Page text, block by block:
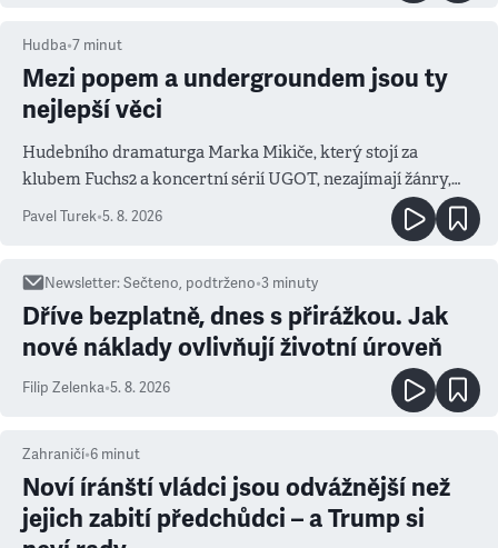
Hudba•7 minut
Mezi popem a undergroundem jsou ty
nejlepší věci
Hudebního dramaturga Marka Mikiče, který stojí za
klubem Fuchs2 a koncertní sérií UGOT, nezajímají žánry,
ale atmosféra
Pavel Turek•5. 8. 2026
Newsletter:Sečteno, podtrženo•3 minuty
Dříve bezplatně, dnes s přirážkou. Jak
nové náklady ovlivňují životní úroveň
Filip Zelenka•5. 8. 2026
Zahraničí•6 minut
Noví íránští vládci jsou odvážnější než
jejich zabití předchůdci – a Trump si